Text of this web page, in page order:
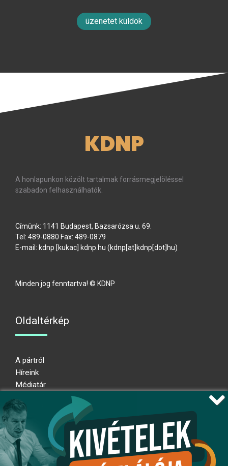
üzenetet küldök
KDNP
A honlapunkon közölt tartalmak forrásmegjelöléssel
szabadon felhasználhatók.
Címünk: 1141 Budapest, Bazsarózsa u. 69.
Tel: 489-0880 Fax: 489-0879
E-mail: kdnp [kukac] kdnp hu (kdnp[at]kdnp[dot]hu)
Minden jog fenntartva! © KDNP
Oldaltérkép
A pártról
Híreink
Médiatár
Adatkezelési nyilatkozat
Átláthatósági nyilatkozat
Ugrás az oldal tetejére
Kövessen minket!